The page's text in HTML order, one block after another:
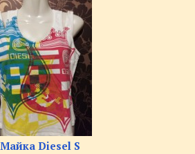
Майка Diesel S